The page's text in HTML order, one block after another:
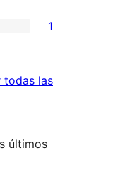
1
todas lasreseñas
últimos